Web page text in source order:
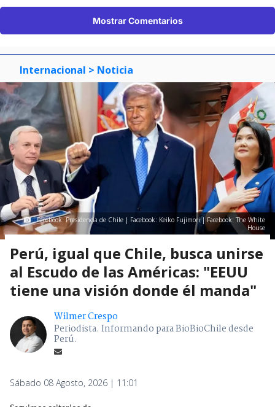
Mostrar Comentarios
Internacional > Noticia
Facebook: Presidencia de Chile | Facebook: Keiko Fujimori | Facebook: The White
House
Perú, igual que Chile, busca unirse
al Escudo de las Américas: "EEUU
tiene una visión donde él manda"
Wilmer Crespo
Periodista. Informando para BioBioChile desde
Perú.
Sábado 08 Agosto, 2026 | 11:01